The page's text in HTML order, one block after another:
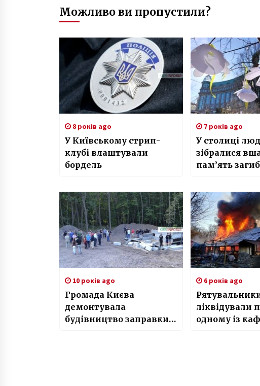
Можливо ви пропустили?
8 років ago
У Київському стрип-
клубі влаштували
бордель
7 років ago
У столиці
зібралися
пам’ять
10 років ago
Громада Києва
демонтувала
будівництво заправки в
6 років ago
ліквідували
одному із